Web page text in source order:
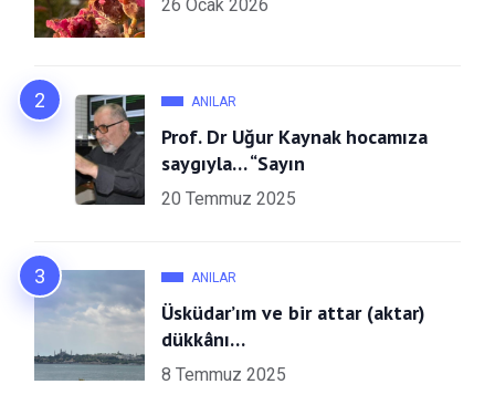
26 Ocak 2026
ANILAR
Prof. Dr Uğur Kaynak hocamıza
saygıyla… “Sayın
20 Temmuz 2025
ANILAR
Üsküdar’ım ve bir attar (aktar)
dükkânı…
8 Temmuz 2025